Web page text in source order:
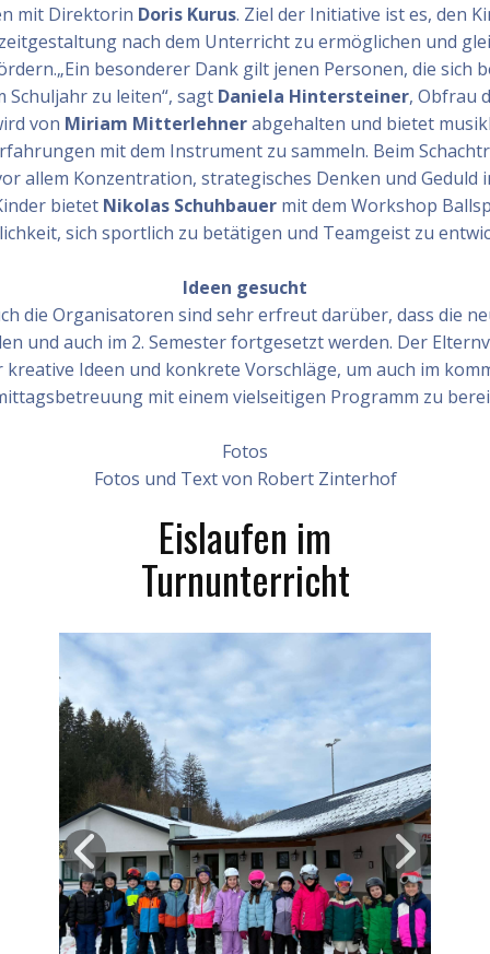
mit Direktorin Doris Kurus. Ziel der Initiative ist es, den
nach dem Unterricht zu ermöglichen und
besonderer Dank gilt jenen Personen, die sich
Schuljahr zu leiten“, sagt Daniela Hintersteiner, Obfrau
von Miriam Mitterlehnerabgehalten und bietet
mit dem Instrument zu sammeln. Beim
allem Konzentration, strategisches Denken und Geduld
bietet Nikolas Schuhbauermit dem Workshop
sich sportlich zu betätigen und Teamgeist zu
Ideen gesucht
die Organisatoren sind sehr erfreut darüber, dass die
und auch im 2. Semester fortgesetzt werden. Der
Ideen und konkrete Vorschläge, um auch im
mit einem vielseitigen Programm zu
Fotos
Fotos und Text von Robert Zinterhof
Eislaufen im
Turnunterricht